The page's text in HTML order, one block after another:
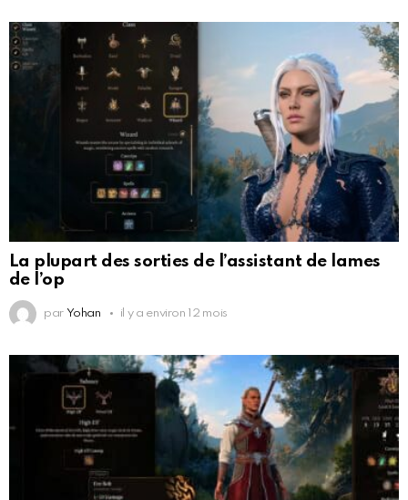
La plupart des sorties de l’assistant de lames
de l’op
par Yohan il y a environ 12 mois